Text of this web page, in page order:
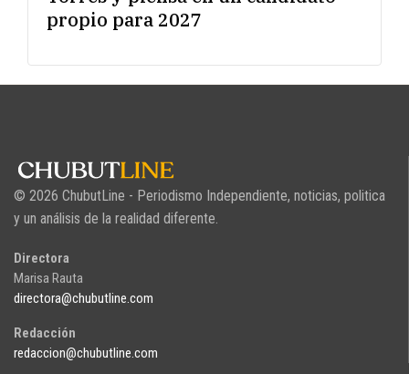
propio para 2027
© 2026 ChubutLine - Periodismo Independiente, noticias, politica
y un análisis de la realidad diferente.
Directora
Marisa Rauta
directora@chubutline.com
Redacción
redaccion@chubutline.com